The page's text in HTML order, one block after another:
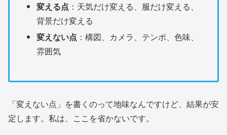
変える点 ：天気だけ変える、服だけ変える、
背景だけ変える
変えない点 ：構図、カメラ、テンポ、色味、
雰囲気
「変えない点」を書くのって地味なんですけど、結果が安
定します。私は、ここを省かないです。